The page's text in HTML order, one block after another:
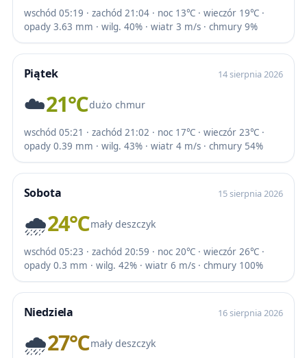
wschód 05:19 · zachód 21:04 · noc 13℃ · wieczór 19℃ ·
opady 3.63 mm · wilg. 40% · wiatr 3 m/s · chmury 9%
Piątek 14 sierpnia 2026
☁️21℃dużo chmur
wschód 05:21 · zachód 21:02 · noc 17℃ · wieczór 23℃ ·
opady 0.39 mm · wilg. 43% · wiatr 4 m/s · chmury 54%
Sobota 15 sierpnia 2026
🌧️24℃mały deszczyk
wschód 05:23 · zachód 20:59 · noc 20℃ · wieczór 26℃ ·
opady 0.3 mm · wilg. 42% · wiatr 6 m/s · chmury 100%
Niedziela 16 sierpnia 2026
🌧️27℃mały deszczyk